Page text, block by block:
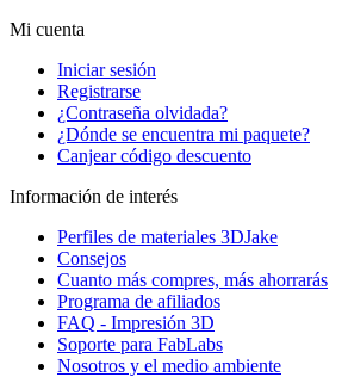
Mi cuenta
Iniciar sesión
Registrarse
¿Contraseña olvidada?
¿Dónde se encuentra mi paquete?
Canjear código descuento
Información de interés
Perfiles de materiales 3DJake
Consejos
Cuanto más compres, más ahorrarás
Programa de afiliados
FAQ - Impresión 3D
Soporte para FabLabs
Nosotros y el medio ambiente